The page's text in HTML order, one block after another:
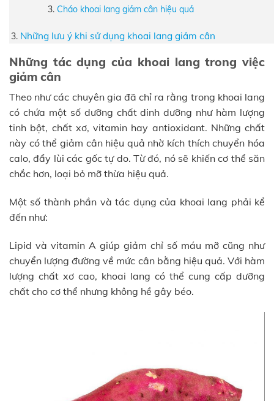
Cháo khoai lang giảm cân hiệu quả
Những lưu ý khi sử dụng khoai lang giảm cân
Những tác dụng của khoai lang trong việc
giảm cân
Theo như các chuyên gia đã chỉ ra rằng trong khoai lang
có chứa một số dưỡng chất dinh dưỡng như hàm lượng
tinh bột, chất xơ, vitamin hay antioxidant. Những chất
này có thể giảm cân hiệu quả nhờ kích thích chuyển hóa
calo, đẩy lùi các gốc tự do. Từ đó, nó sẽ khiến cơ thể săn
chắc hơn, loại bỏ mỡ thừa hiệu quả.
Một số thành phần và tác dụng của khoai lang phải kể
đến như:
Lipid và vitamin A giúp giảm chỉ số máu mỡ cũng như
chuyển lượng đường về mức cân bằng hiệu quả. Với hàm
lượng chất xơ cao, khoai lang có thể cung cấp dưỡng
chất cho cơ thể nhưng không hề gây béo.